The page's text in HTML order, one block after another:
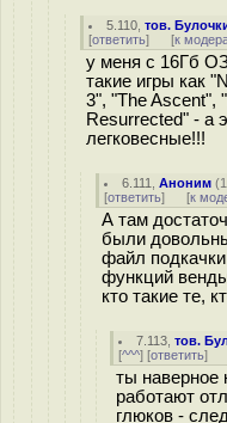
5.110 ,тов.
[ответить] [к
у меня с 16Гб
такие игры как
3", "The Ascent",
Resurrected" - а
легковесные!!!
6.111 ,Аноним (
[ответить] [к
А там
были
файл
функций
кто такие те,
7.113 ,тов.
[^^^] [ответить]
ты наверное
работают
глюков -